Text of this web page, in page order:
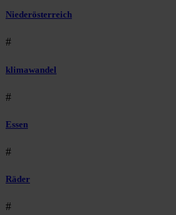
Niederösterreich
#
klimawandel
#
Essen
#
Räder
#